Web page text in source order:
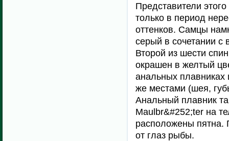
Представители
только в период
оттенков. Самцы
серый в сочетании с
Второй из шести
окрашен в желтый
анальных плавниках
же местами (шея,
Анальный плавник
Maulbr&#252;ter на
расположены пятна.
от глаз рыбы.